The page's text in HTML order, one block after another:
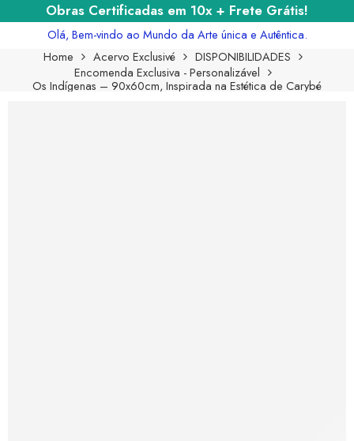
Obras Certificadas em 10x + Frete Grátis!
Olá, Bem-vindo ao Mundo da Arte única e Autêntica.
Home
Acervo Exclusivé
DISPONIBILIDADES
Encomenda Exclusiva - Personalizável
Os Indígenas – 90x60cm, Inspirada na Estética de Carybé